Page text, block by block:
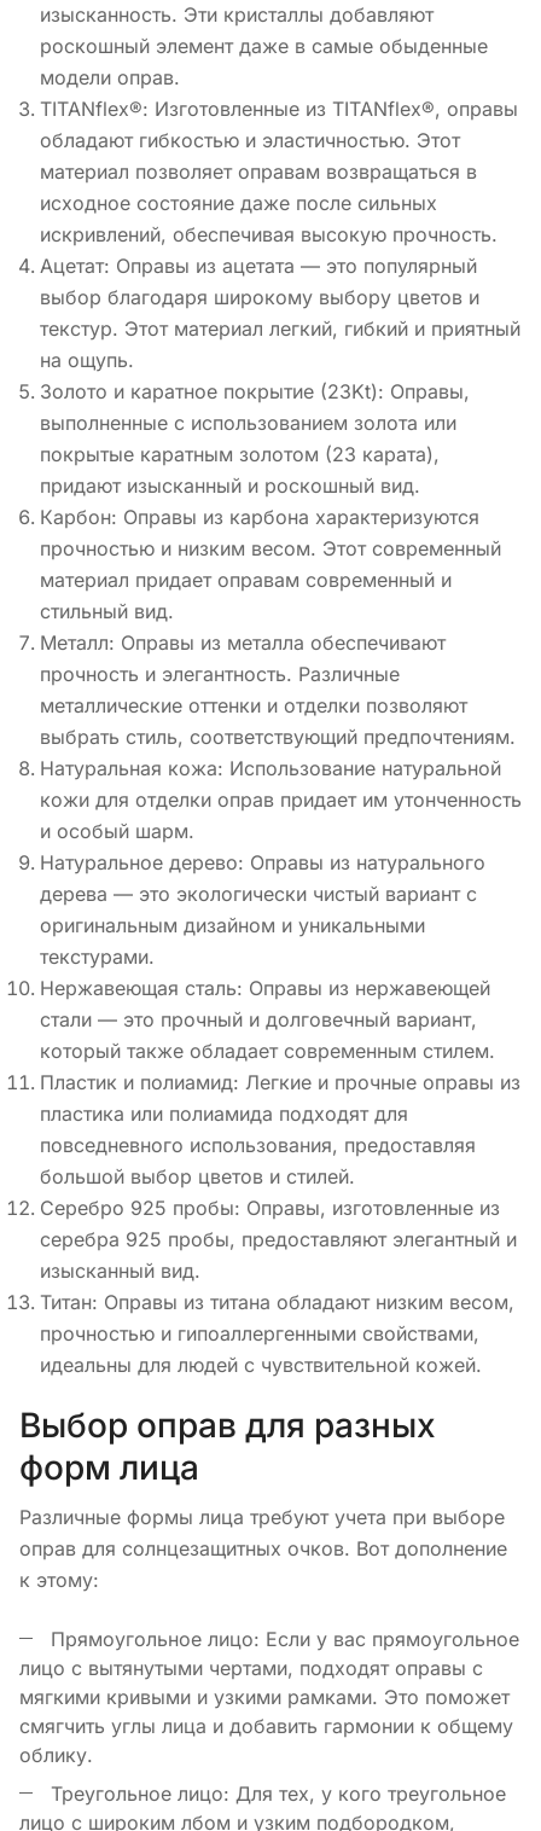
изысканность. Эти кристаллы добавляют
роскошный элемент даже в самые обыденные
модели оправ.
TITANflex®: Изготовленные из TITANflex®, оправы
обладают гибкостью и эластичностью. Этот
материал позволяет оправам возвращаться в
исходное состояние даже после сильных
искривлений, обеспечивая высокую прочность.
Ацетат: Оправы из ацетата — это популярный
выбор благодаря широкому выбору цветов и
текстур. Этот материал легкий, гибкий и приятный
на ощупь.
Золото и каратное покрытие (23Kt): Оправы,
выполненные с использованием золота или
покрытые каратным золотом (23 карата),
придают изысканный и роскошный вид.
Карбон: Оправы из карбона характеризуются
прочностью и низким весом. Этот современный
материал придает оправам современный и
стильный вид.
Металл: Оправы из металла обеспечивают
прочность и элегантность. Различные
металлические оттенки и отделки позволяют
выбрать стиль, соответствующий предпочтениям.
Натуральная кожа: Использование натуральной
кожи для отделки оправ придает им утонченность
и особый шарм.
Натуральное дерево: Оправы из натурального
дерева — это экологически чистый вариант с
оригинальным дизайном и уникальными
текстурами.
Нержавеющая сталь: Оправы из нержавеющей
стали — это прочный и долговечный вариант,
который также обладает современным стилем.
Пластик и полиамид: Легкие и прочные оправы из
пластика или полиамида подходят для
повседневного использования, предоставляя
большой выбор цветов и стилей.
Серебро 925 пробы: Оправы, изготовленные из
серебра 925 пробы, предоставляют элегантный и
изысканный вид.
Титан: Оправы из титана обладают низким весом,
прочностью и гипоаллергенными свойствами,
идеальны для людей с чувствительной кожей.
Выбор оправ для разных
форм лица
Различные формы лица требуют учета при выборе
оправ для солнцезащитных очков. Вот дополнение
к этому:
Прямоугольное лицо: Если у вас прямоугольное
лицо с вытянутыми чертами, подходят оправы с
мягкими кривыми и узкими рамками. Это поможет
смягчить углы лица и добавить гармонии к общему
облику.
Треугольное лицо: Для тех, у кого треугольное
лицо с широким лбом и узким подбородком,